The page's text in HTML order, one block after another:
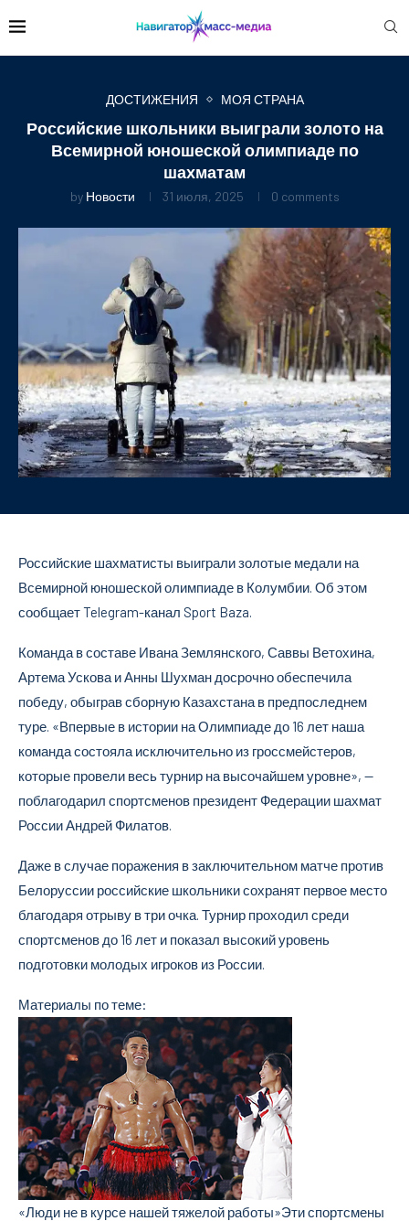
ДОСТИЖЕНИЯ МОЯ СТРАНА
Российские школьники выиграли золото на
Всемирной юношеской олимпиаде по
шахматам
by Новости 31 июля, 2025 0 comments
Российские шахматисты выиграли золотые медали на
Всемирной юношеской олимпиаде в Колумбии. Об этом
сообщает Telegram-канал Sport Baza.
Команда в составе Ивана Землянского, Саввы Ветохина,
Артема Ускова и Анны Шухман досрочно обеспечила
победу, обыграв сборную Казахстана в предпоследнем
туре. «Впервые в истории на Олимпиаде до 16 лет наша
команда состояла исключительно из гроссмейстеров,
которые провели весь турнир на высочайшем уровне», —
поблагодарил спортсменов президент Федерации шахмат
России Андрей Филатов.
Даже в случае поражения в заключительном матче против
Белоруссии российские школьники сохранят первое место
благодаря отрыву в три очка. Турнир проходил среди
спортсменов до 16 лет и показал высокий уровень
подготовки молодых игроков из России.
Материалы по теме:
«Люди не в курсе нашей тяжелой работы»Эти спортсмены